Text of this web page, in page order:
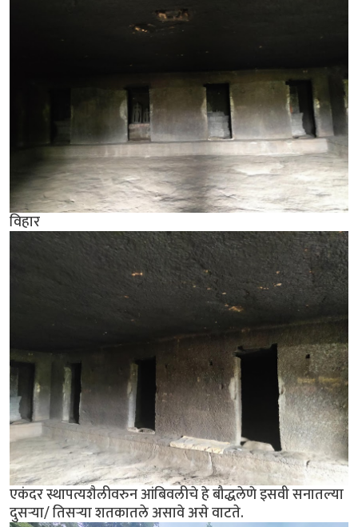
विहार
एकंदर स्थापत्यशैलीवरुन आंबिवलीचे हे बौद्धलेणे इसवी सनातल्या
दुसर्‍या/ तिसर्‍या शतकातले असावे असे वाटते.